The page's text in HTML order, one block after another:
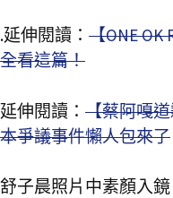
.延伸閱讀： 【ONE OK
全看這篇！
延伸閱讀： 【蔡阿嘎
本爭議事件懶人包來了
舒子晨照片中素顏入